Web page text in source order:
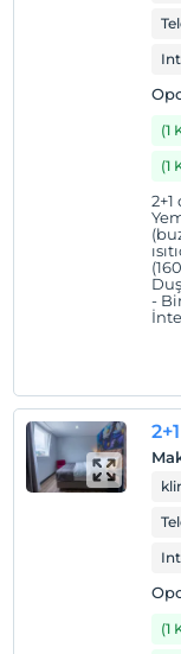
(1
(1
-
(1